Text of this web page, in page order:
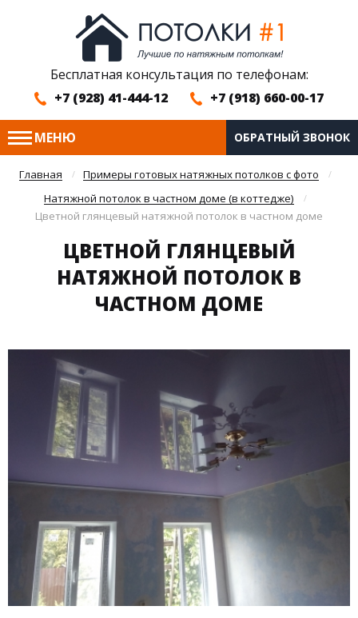
Бесплатная консультация по телефонам:
+7 (928) 41-444-12
+7 (918) 660-00-17
МЕНЮ ОБРАТНЫЙ ЗВОНОК
Главная
Примеры готовых натяжных потолков с фото
Натяжной потолок в частном доме (в коттедже)
Цветной глянцевый натяжной потолок в частном доме
ЦВЕТНОЙ ГЛЯНЦЕВЫЙ
НАТЯЖНОЙ ПОТОЛОК В
ЧАСТНОМ ДОМЕ